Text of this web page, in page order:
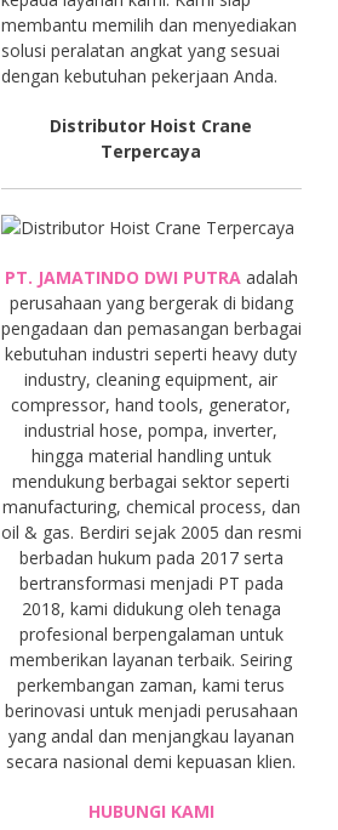
membantu memilih dan menyediakan
solusi peralatan angkat yang sesuai
dengan kebutuhan pekerjaan Anda.
Distributor Hoist Crane
Terpercaya
PT. JAMATINDO DWI PUTRAadalah
perusahaan yang bergerak di bidang
pengadaan dan pemasangan berbagai
kebutuhan industri seperti heavy duty
industry, cleaning equipment, air
compressor, hand tools, generator,
industrial hose, pompa, inverter,
hingga material handling untuk
mendukung berbagai sektor seperti
manufacturing, chemical process, dan
oil & gas. Berdiri sejak 2005 dan resmi
berbadan hukum pada 2017 serta
bertransformasi menjadi PT pada
2018, kami didukung oleh tenaga
profesional berpengalaman untuk
memberikan layanan terbaik. Seiring
perkembangan zaman, kami terus
berinovasi untuk menjadi perusahaan
yang andal dan menjangkau layanan
secara nasional demi kepuasan klien.
HUBUNGI KAMI